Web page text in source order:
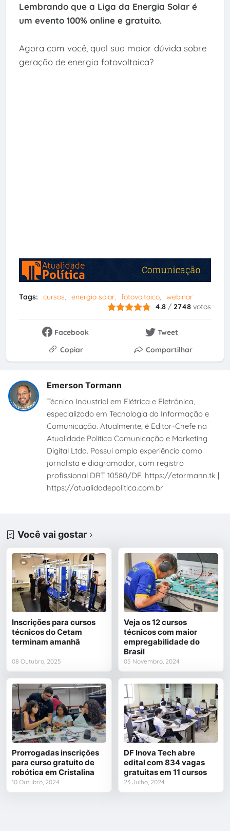
Lembrando que a Liga da Energia Solar é
um evento 100% online e gratuito.
Agora com você, qual sua maior dúvida sobre
geração de energia fotovoltaica?
Tags: cursos energia solar fotovoltaico
webinar
4.8 /2748 votos
Facebook
Tweet
Copiar
Compartilhar
Emerson Tormann
Técnico Industrial em Elétrica e Eletrônica,
especializado em Tecnologia da Informação e
Comunicação. Atualmente, é Editor-Chefe na
Atualidade Política Comunicação e Marketing
Digital Ltda. Possui ampla experiência como
jornalista e diagramador, com registro
profissional DRT 10580/DF. https://etormann.tk |
https://atualidadepolitica.com.br
Você vai gostar
Inscrições para cursos
técnicos do Cetam
terminam amanhã
08 Outubro, 2025
Veja os 12 cursos
técnicos com maior
empregabilidade do
Brasil
05 Novembro, 2024
Prorrogadas inscrições
para curso gratuito de
robótica em Cristalina
10 Outubro, 2024
DF Inova Tech abre
edital com 834 vagas
gratuitas em 11 cursos
23 Julho, 2024